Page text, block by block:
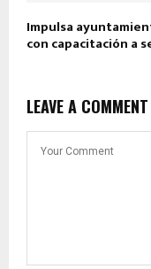
Impulsa
con capacitación a
LEAVE A COMMENT